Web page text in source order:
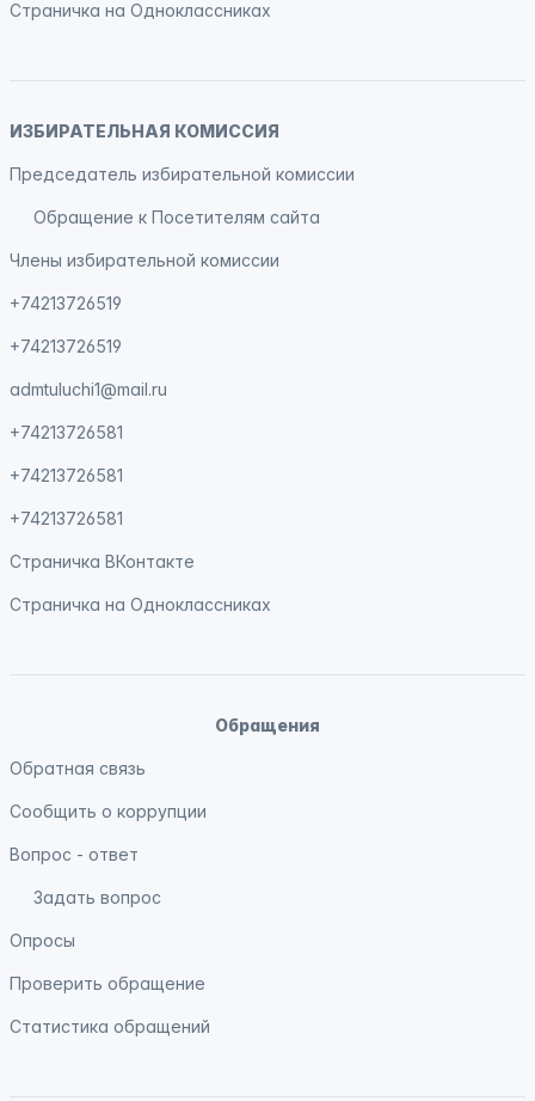
Страничка на Одноклассниках
ИЗБИРАТЕЛЬНАЯ КОМИССИЯ
Председатель избирательной комиссии
Обращение к Посетителям сайта
Члены избирательной комиссии
+74213726519
+74213726519
admtuluchi1@mail.ru
+74213726581
+74213726581
+74213726581
Страничка ВКонтакте
Страничка на Одноклассниках
Обращения
Обратная связь
Сообщить о коррупции
Вопрос - ответ
Задать вопрос
Опросы
Проверить обращение
Статистика обращений